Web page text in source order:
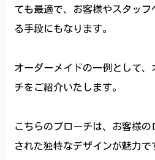
ても最適で、お客様やスタッフ
る手段にもなります。
オーダーメイドの一例として
チをご紹介いたします。
こちらのブローチは、お客様
された独特なデザインが魅力